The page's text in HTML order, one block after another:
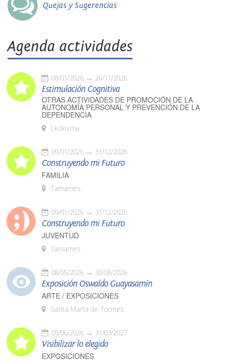
Quejas y Sugerencias
Agenda actividades
08/01/2026 26/11/2026
Estimulación Cognitiva
OTRAS ACTIVIDADES DE PROMOCIÓN DE LA
AUTONOMÍA PERSONAL Y PREVENCIÓN DE LA
DEPENDENCIA
Ledesma
09/01/2026 31/12/2026
Construyendo mi Futuro
FAMILIA
Tamames
09/01/2026 31/12/2026
Construyendo mi Futuro
JUVENTUD
Tamames
08/05/2026 30/08/2026
Exposición Oswaldo Guayasamín
ARTE / EXPOSICIONES
Santa Marta de Tormes
05/06/2026 31/03/2027
Visibilizar lo elegido
EXPOSICIONES